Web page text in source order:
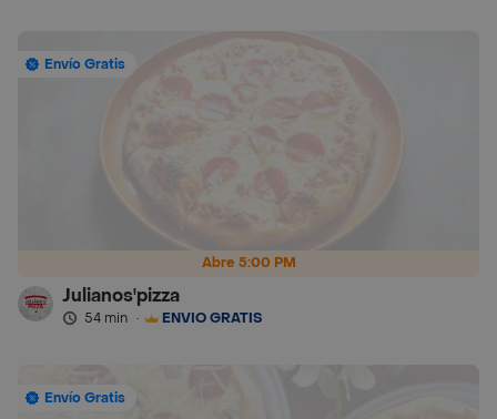
Abre 5:00 PM
Envío Gratis
Julianos'pizza
54 min · ENVÍO GRATIS
Envío Gratis